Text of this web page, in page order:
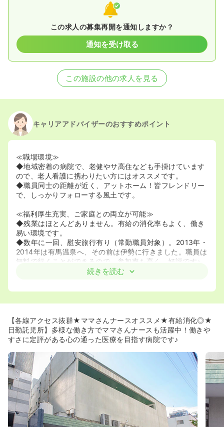
この求人の募集再開を通知しますか？
通知を受け取る
この施設の他の求人を見る
キャリアアドバイザーのおすすめポイント
≪職場環境≫
◆地域密着の病院で、老健やサ高住なども手掛けています
ので、老人看護に携わりたい方にはオススメです。
◆職員同士の距離が近く、アットホーム！皆フレンドリー
で、しっかりフォローする風土です。
≪福利厚生充実、ご家庭との両立が可能≫
◆残業はほとんどありません。有給の消化率もよく、働き
易い環境です。
◆数年に一回、慰安旅行有り（常勤職員対象）。2013年・
2014年は有馬温泉へ、その前は伊勢に行きました。職員は
無料で行くことができるので、参加率も高く、好評です♪
◆昼間託児所があります！生後6ヶ月～就学前までの相談
続きを読む
【各線アクセス抜群★ママさんナースオススメ★有給消化◎★
日勤託児所】多様な働き方でママさんナースも活躍中！働きや
すさに定評がある心の通った医療を目指す病院です♪